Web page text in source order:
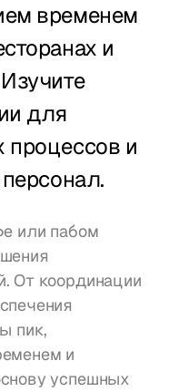
временем
и
для
процессов и
или пабом
От координации
пик,
и
успешных